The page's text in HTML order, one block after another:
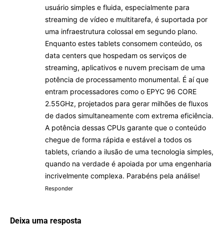
usuário simples e fluida, especialmente para
streaming de vídeo e multitarefa, é suportada por
uma infraestrutura colossal em segundo plano.
Enquanto estes tablets consomem conteúdo, os
data centers que hospedam os serviços de
streaming, aplicativos e nuvem precisam de uma
potência de processamento monumental. É aí que
entram processadores como o EPYC 96 CORE
2.55GHz, projetados para gerar milhões de fluxos
de dados simultaneamente com extrema eficiência.
A potência dessas CPUs garante que o conteúdo
chegue de forma rápida e estável a todos os
tablets, criando a ilusão de uma tecnologia simples,
quando na verdade é apoiada por uma engenharia
incrivelmente complexa. Parabéns pela análise!
Responder
Deixa uma resposta